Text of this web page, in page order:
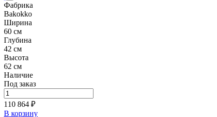
Фабрика
Bakokko
Ширина
60 см
Глубина
42 см
Высота
62 см
Наличие
Под заказ
110 864 ₽
В корзину